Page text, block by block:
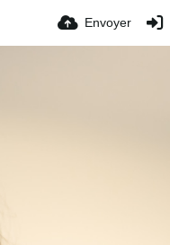
Envoyer